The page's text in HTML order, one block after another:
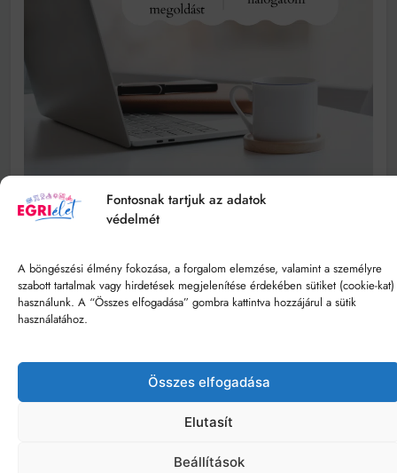
Fontosnak tartjuk az adatok
védelmét
A böngészési élmény fokozása, a forgalom elemzése, valamint a személyre
szabott tartalmak vagy hirdetések megjelenítése érdekében sütiket (cookie-kat)
használunk. A “Összes elfogadása” gombra kattintva hozzájárul a sütik
használatához.
Összes elfogadása
Elutasít
Beállítások